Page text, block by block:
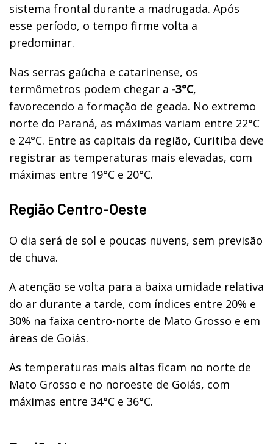
sistema frontal durante a madrugada. Após
esse período, o tempo firme volta a
predominar.
Nas serras gaúcha e catarinense, os
termômetros podem chegar a -3°C,
favorecendo a formação de geada. No extremo
norte do Paraná, as máximas variam entre 22°C
e 24°C. Entre as capitais da região, Curitiba deve
registrar as temperaturas mais elevadas, com
máximas entre 19°C e 20°C.
Região Centro-Oeste
O dia será de sol e poucas nuvens, sem previsão
de chuva.
A atenção se volta para a baixa umidade relativa
do ar durante a tarde, com índices entre 20% e
30% na faixa centro-norte de Mato Grosso e em
áreas de Goiás.
As temperaturas mais altas ficam no norte de
Mato Grosso e no noroeste de Goiás, com
máximas entre 34°C e 36°C.